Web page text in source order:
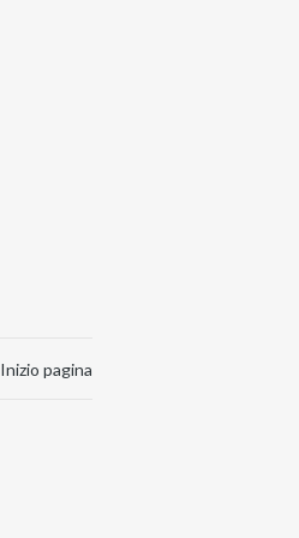
Inizio pagina